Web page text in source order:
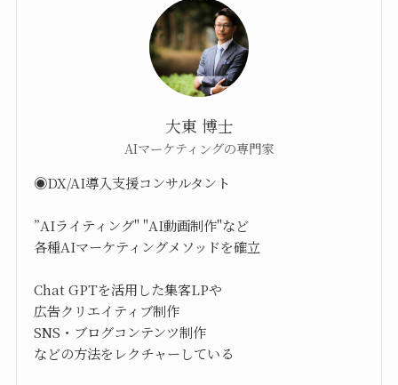
大東 博士
AIマーケティングの専門家
◉DX/AI導入支援コンサルタント
”AIライティング" "AI動画制作"など
各種AIマーケティングメソッドを確立
Chat GPTを活用した集客LPや
広告クリエイティブ制作
SNS・ブログコンテンツ制作
などの方法をレクチャーしている